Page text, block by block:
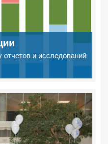
и исследований